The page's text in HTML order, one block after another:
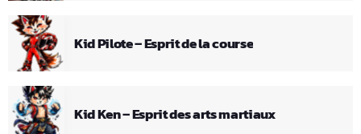
Kid Pilote – Esprit de la course
Kid Ken – Esprit des arts martiaux